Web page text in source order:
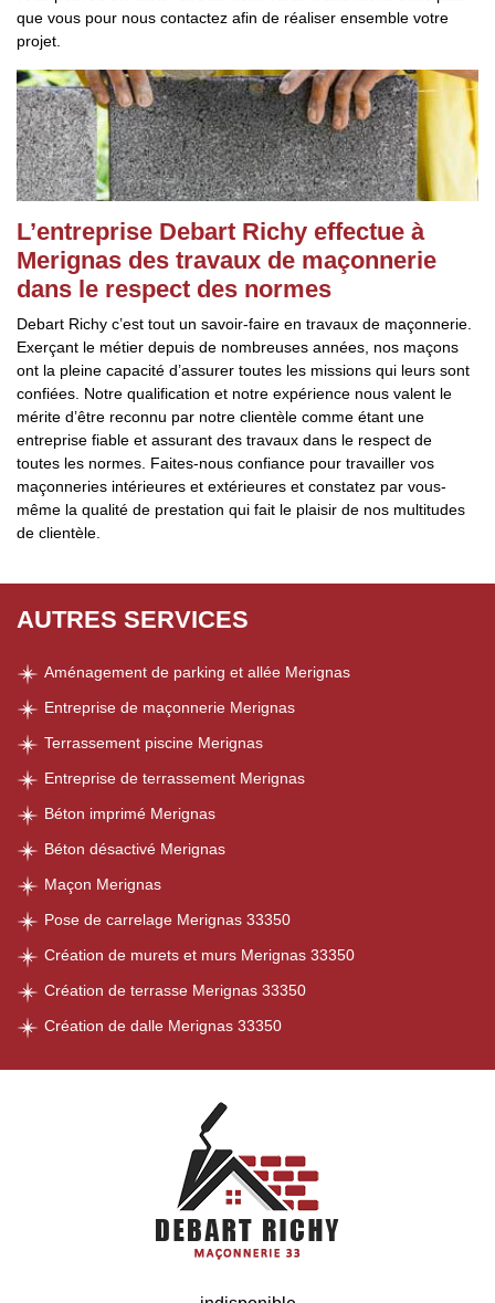
que vous pour nous contactez afin de réaliser ensemble votre
projet.
L’entreprise Debart Richy effectue à
Merignas des travaux de maçonnerie
dans le respect des normes
Debart Richy c’est tout un savoir-faire en travaux de maçonnerie.
Exerçant le métier depuis de nombreuses années, nos maçons
ont la pleine capacité d’assurer toutes les missions qui leurs sont
confiées. Notre qualification et notre expérience nous valent le
mérite d’être reconnu par notre clientèle comme étant une
entreprise fiable et assurant des travaux dans le respect de
toutes les normes. Faites-nous confiance pour travailler vos
maçonneries intérieures et extérieures et constatez par vous-
même la qualité de prestation qui fait le plaisir de nos multitudes
de clientèle.
AUTRES SERVICES
Aménagement de parking et allée Merignas
Entreprise de maçonnerie Merignas
Terrassement piscine Merignas
Entreprise de terrassement Merignas
Béton imprimé Merignas
Béton désactivé Merignas
Maçon Merignas
Pose de carrelage Merignas 33350
Création de murets et murs Merignas 33350
Création de terrasse Merignas 33350
Création de dalle Merignas 33350